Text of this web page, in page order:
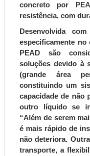
concreto por
resistência, com
Desenvolvida
especificamente
PEAD são
soluções devido à
(grande área
constituindo um
capacidade de não
outro líquido se
“Além de serem
é mais rápido de
não deteriora.
transporte, a